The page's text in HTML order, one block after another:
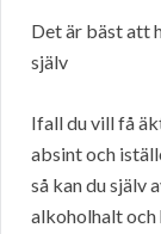
Det är bäst att
själv
Ifall du vill få
absint och
så kan du själv
alkoholhalt och